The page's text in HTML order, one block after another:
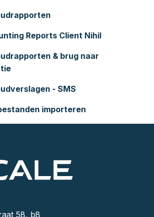
Reports Client Nihil
& brug naar
- SMS
importeren
58, b8